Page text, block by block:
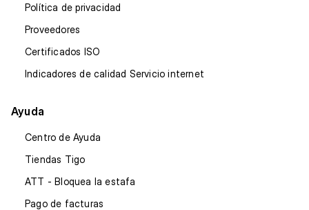
Política de privacidad
Proveedores
Certificados ISO
Indicadores de calidad Servicio internet
Ayuda
Centro de Ayuda
Tiendas Tigo
ATT - Bloquea la estafa
Pago de facturas